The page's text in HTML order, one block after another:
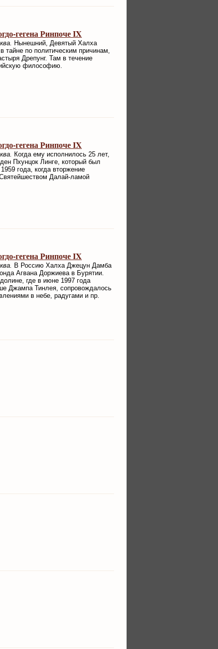
гегена Ринпоче IX
Нынешний, Девятый Халха
по политическим причинам,
Дрепунг. Там в течение
философию.
гегена Ринпоче IX
Когда ему исполнилось 25 лет,
Пхунцок Линге, который был
года, когда вторжение
Далай-ламой
гегена Ринпоче IX
В Россию Халха Джецун Дамба
Агвана Доржиева в Бурятии.
где в июне 1997 года
Джампа Тинлея, сопровождалось
в небе, радугами и пр.